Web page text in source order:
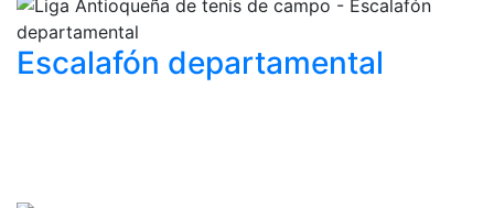
Escalafón departamental